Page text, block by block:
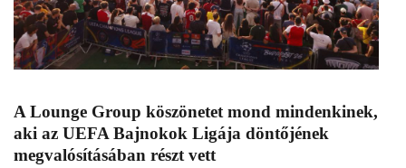
A Lounge Group köszönetet mond mindenkinek,
aki az UEFA Bajnokok Ligája döntőjének
megvalósításában részt vett